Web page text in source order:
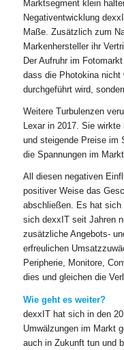
Marktsegment klein
Negativentwicklung
Maße. Zusätzlich zum
Markenhersteller ihr
Der Aufruhr im
dass die Photokina nicht
durchgeführt wird,
Weitere Turbulenzen
Lexar in 2017. Sie
und steigende Preise im
die Spannungen im
All diesen negativen
positiver Weise das
abschließen. Es hat sich
sich dexxIT seit Jahren
zusätzliche Angebots-
erfreulichen
Peripherie, Monitore,
dies und gleichen die
Wie geht es weiter?
dexxIT hat sich in den
Umwälzungen im Markt
auch in Zukunft tun und